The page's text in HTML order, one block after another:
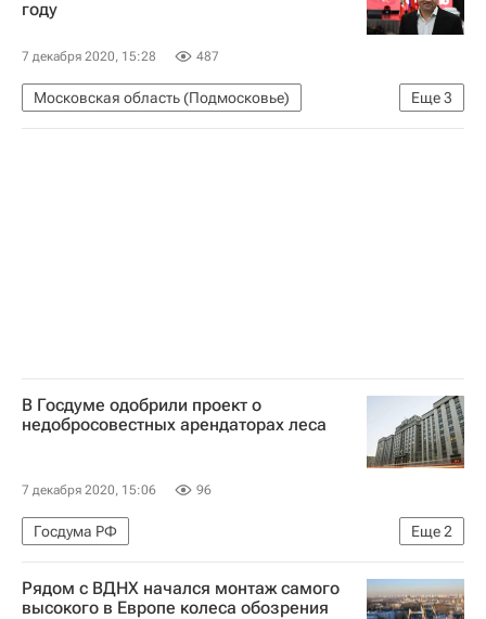
году
7 декабря 2020, 15:28 487
Еще3
Московская область (Подмосковье)
Андрей Воробьев
Городская среда
В Госдуме одобрили проект о
недобросовестных арендаторах леса
7 декабря 2020, 15:06 96
Еще2
Госдума РФ
Федеральное агентство лесного хозяйства (Рослесхоз)
Законодательство
Рядом с ВДНХ начался монтаж самого
высокого в Европе колеса обозрения